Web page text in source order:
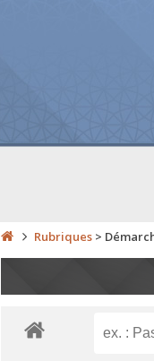
Rubriques>